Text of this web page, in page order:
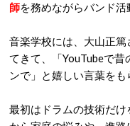
師を務めながらバンド活
音楽学校には、大山正
てきて、「YouTubeで
ンで」と嬉しい言葉をも
最初はドラムの技術だ